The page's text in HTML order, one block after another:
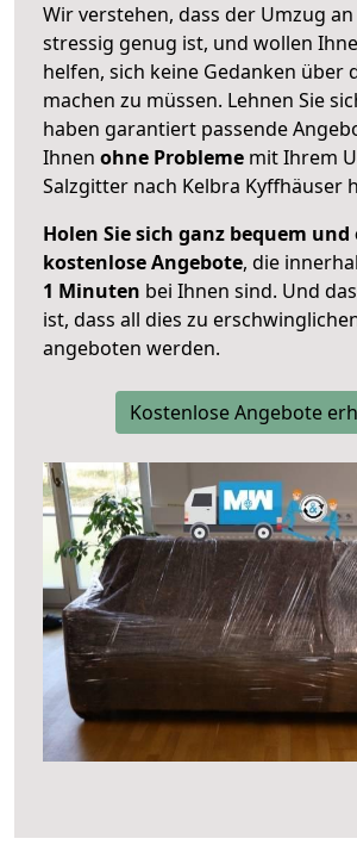
Wir verstehen, dass der Umzug
stressig genug ist, und wollen
helfen, sich keine Gedanken über
machen zu müssen. Lehnen Sie
haben garantiert passende
Ihnen ohne Probleme mit Ihrem
Salzgitter nach Kelbra Kyffhäuser
Holen Sie sich ganz bequem
kostenlose Angebote, die
1 Minuten bei Ihnen sind. Und
ist, dass all dies zu
angeboten werden.
Kostenlose Angebote